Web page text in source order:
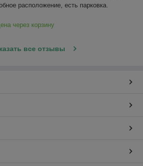
расположение, есть парковка.
через корзину
все отзывы